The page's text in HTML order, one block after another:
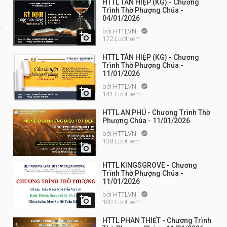

HTTL TÂN HIỆP (KG) - Chương
Trình Thờ Phượng Chúa -
04/01/2026
bởi HTTLVN 
172 Lượt xem

HTTL TÂN HIỆP (KG) - Chương
Trình Thờ Phượng Chúa -
11/01/2026
bởi HTTLVN 
141 Lượt xem

HTTL AN PHÚ - Chương Trình Thờ
Phượng Chúa - 11/01/2026
bởi HTTLVN 
138 Lượt xem

HTTL KINGSGROVE - Chương
Trình Thờ Phượng Chúa -
11/01/2026
bởi HTTLVN 
183 Lượt xem
HTTL PHAN THIẾT - Chương Trình